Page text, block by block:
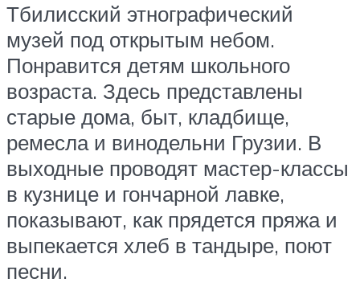
Тбилисский этнографический
музей под открытым небом.
Понравится детям школьного
возраста. Здесь представлены
старые дома, быт, кладбище,
ремесла и винодельни Грузии. В
выходные проводят мастер-классы
в кузнице и гончарной лавке,
показывают, как прядется пряжа и
выпекается хлеб в тандыре, поют
песни.